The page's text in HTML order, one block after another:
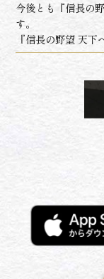
今後とも『信長の
す。
『信長の野望 天下